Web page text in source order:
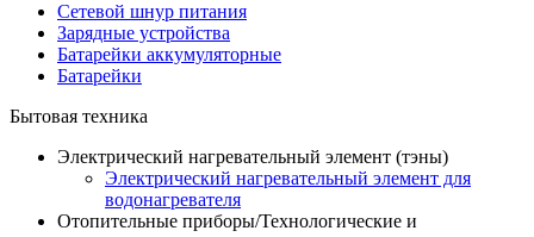
Сетевой шнур питания
Зарядные устройства
Батарейки аккумуляторные
Батарейки
Бытовая техника
Электрический нагревательный элемент (тэны)
Электрический нагревательный элемент для
водонагревателя
Отопительные приборы/Технологические и